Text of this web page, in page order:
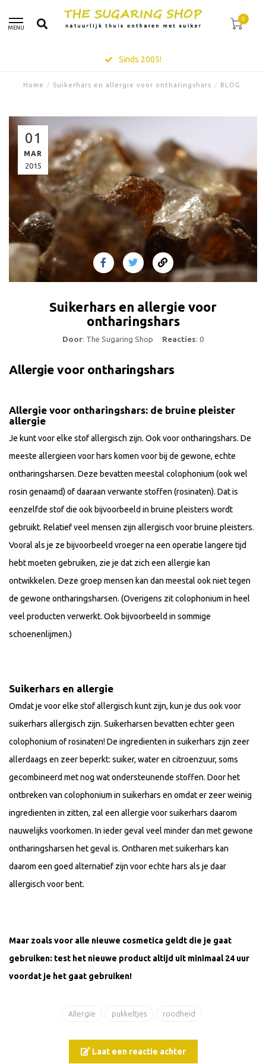
MENU
0
Sinds 2005!
Home / Suikerhars en allergie voor ontharingshars / BLOG
01
MAR
2015
Suikerhars en allergie voor
ontharingshars
Door: The Sugaring Shop Reacties: 0
Allergie voor ontharingshars
Allergie voor ontharingshars: de bruine pleister
allergie
Je kunt voor elke stof allergisch zijn. Ook voor ontharingshars. De
meeste allergieen voor hars komen voor bij de gewone, echte
ontharingsharsen. Deze bevatten meestal colophonium (ook wel
rosin genaamd) of daaraan verwante stoffen (rosinaten). Dat is
eenzelfde stof die ook bijvoorbeeld in bruine pleisters wordt
gebruikt. Relatief veel mensen zijn allergisch voor bruine pleisters.
Vooral als je ze bijvoorbeeld vroeger na een operatie langere tijd
hebt moeten gebruiken, zie je dat zich een allergie kan
ontwikkelen. Deze groep mensen kan dan meestal ook niet tegen
de gewone ontharingsharsen. (Overigens zit colophonium in heel
veel producten verwerkt. Ook bijvoorbeeld in sommige
schoenenlijmen.)
Suikerhars en allergie
Omdat je voor elke stof allergisch kunt zijn, kun je dus ook voor
suikerhars allergisch zijn. Suikerharsen bevatten echter geen
colophonium of rosinaten! De ingredienten in suikerhars zijn zeer
allerdaags en zeer beperkt: suiker, water en citroenzuur, soms
gecombineerd met nog wat ondersteunende stoffen. Door het
ontbreken van colophonium in suikerhars en omdat er zeer weinig
ingredienten in zitten, zal een allergie voor suikerhars daarom
nauwelijks voorkomen. In ieder geval veel minder dan met gewone
ontharingsharsen het geval is. Ontharen met suikerhars kan
daarom een goed alternatief zijn voor echte hars als je daar
allergisch voor bent.
Maar zoals voor alle nieuwe cosmetica geldt die je gaat
gebruiken: test het nieuwe product altijd uit minimaal 24 uur
voordat je het gaat gebruiken!
Allergie pukkeltjes roodheid
Laat een reactie achter